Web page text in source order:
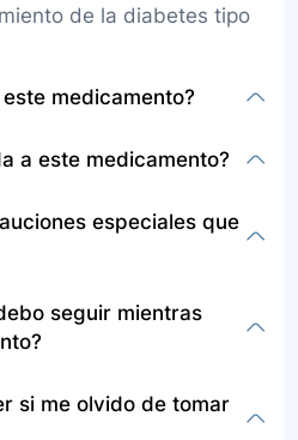
de la diabetes tipo
medicamento?
estómago, muslo o en la
al día, una hora antes del
a este medicamento?
recomendarse en el
en pacientes con
las guías de práctica
especiales que
pancreatitis, problemas
enfermedad
sobre todos los
seguir mientras
en frutas, verduras, y
si me olvido de tomar